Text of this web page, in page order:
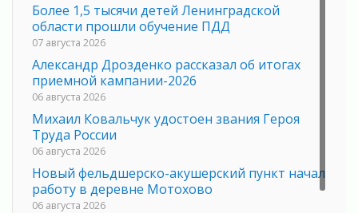
Более 1,5 тысячи детей Ленинградской
области прошли обучение ПДД
07 августа 2026
Александр Дрозденко рассказал об итогах
приемной кампании-2026
06 августа 2026
Михаил Ковальчук удостоен звания Героя
Труда России
06 августа 2026
Новый фельдшерско-акушерский пункт начал
работу в деревне Мотохово
06 августа 2026